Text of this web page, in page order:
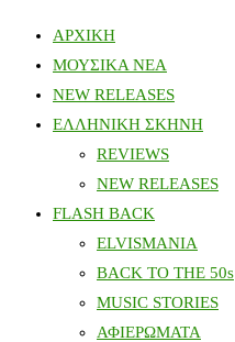
ΑΡΧΙΚΗ
ΜΟΥΣΙΚΑ ΝΕΑ
NEW RELEASES
ΕΛΛΗΝΙΚΗ ΣΚΗΝΗ
REVIEWS
NEW RELEASES
FLASH BACK
ELVISMANIA
BACK TO THE 50s
MUSIC STORIES
ΑΦΙΕΡΩΜΑΤΑ